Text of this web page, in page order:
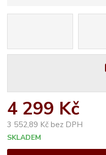
4 299 Kč
3 552,89 Kč bez DPH
SKLADEM